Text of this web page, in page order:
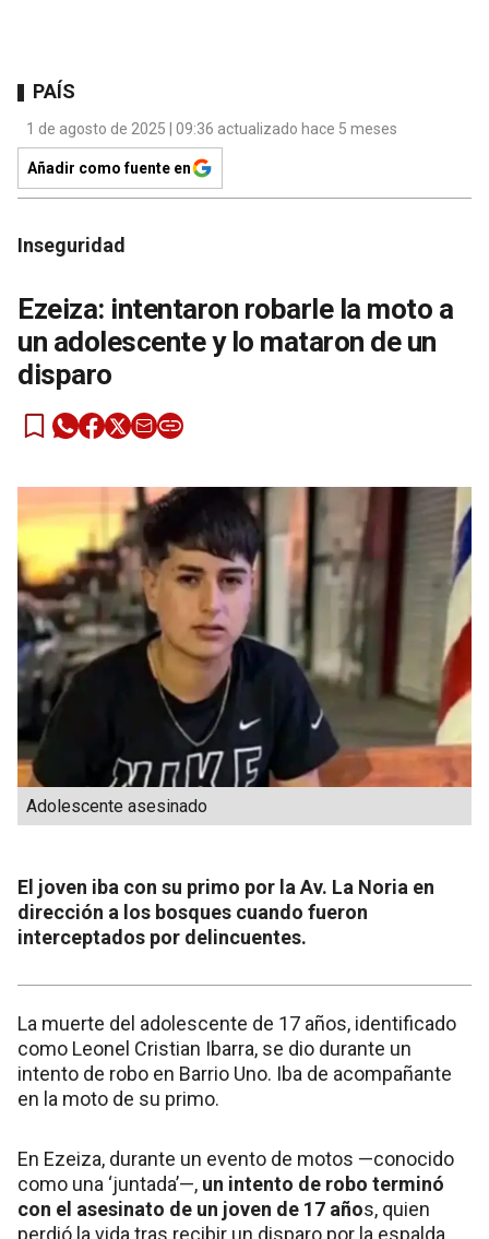
PAÍS
1 de agosto de 2025 | 09:36 actualizado hace 5 meses
Añadir como fuente en
Inseguridad
Ezeiza: intentaron robarle la moto a
un adolescente y lo mataron de un
disparo
Adolescente asesinado
El joven iba con su primo por la Av. La Noria en
dirección a los bosques cuando fueron
interceptados por delincuentes.
La muerte del adolescente de 17 años, identificado
como Leonel Cristian Ibarra, se dio durante un
intento de robo en Barrio Uno. Iba de acompañante
en la moto de su primo.
En Ezeiza, durante un evento de motos —conocido
como una ‘juntada’—, un intento de robo terminó
con el asesinato de un joven de 17 años, quien
perdió la vida tras recibir un disparo por la espalda.